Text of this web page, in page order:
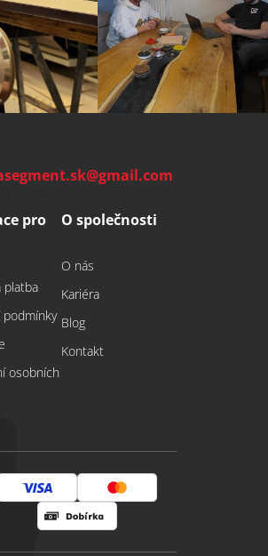
@gmail.com
pro
platba
osobních
O společnosti
O nás
Kariéra
Blog
Kontakt
Mastercard